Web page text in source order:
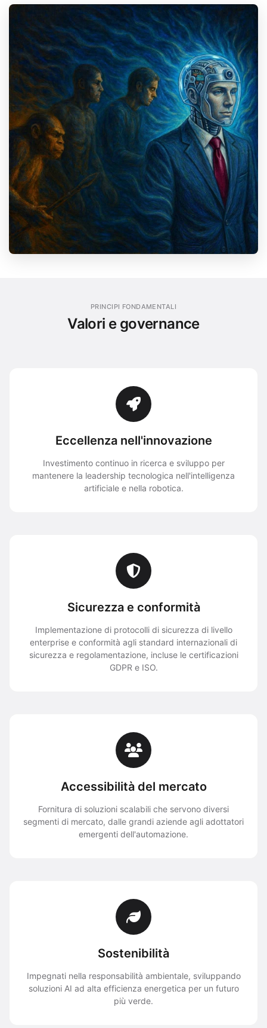
PRINCIPI FONDAMENTALI
Valori e governance
Eccellenza nell'innovazione
Investimento continuo in ricerca e sviluppo per
mantenere la leadership tecnologica nell'intelligenza
artificiale e nella robotica.
Sicurezza e conformità
Implementazione di protocolli di sicurezza di livello
enterprise e conformità agli standard internazionali di
sicurezza e regolamentazione, incluse le certificazioni
GDPR e ISO.
Accessibilità del mercato
Fornitura di soluzioni scalabili che servono diversi
segmenti di mercato, dalle grandi aziende agli adottatori
emergenti dell'automazione.
Sostenibilità
Impegnati nella responsabilità ambientale, sviluppando
soluzioni AI ad alta efficienza energetica per un futuro
più verde.